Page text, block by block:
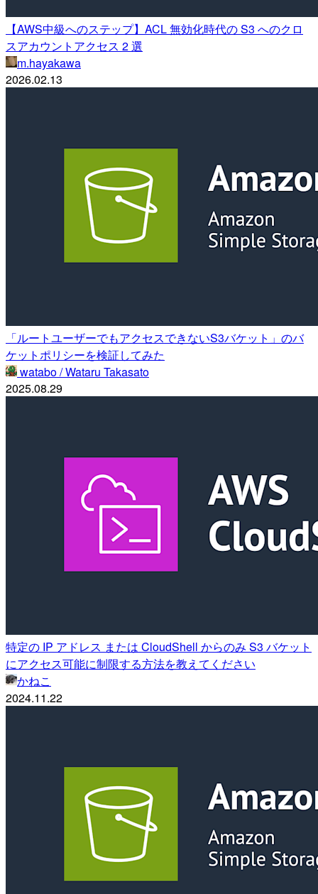
【AWS中級へのステップ】ACL 無効化時代の S3 へのクロ
スアカウントアクセス 2 選
m.hayakawa
2026.02.13
「ルートユーザーでもアクセスできないS3バケット」のバ
ケットポリシーを検証してみた
watabo / Wataru Takasato
2025.08.29
特定の IP アドレス または CloudShell からのみ S3 バケット
にアクセス可能に制限する方法を教えてください
かねこ
2024.11.22